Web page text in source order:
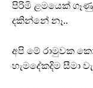
පිරිමි ළමයෙක්
දකින්නේ නෑ..
අපි මේ රාමුවක
හැමදේකදිම සීමා